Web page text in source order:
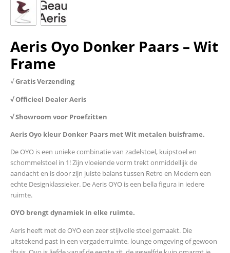
Aeris Oyo Donker Paars – Wit
Frame
√Gratis Verzending
√ Officieel Dealer Aeris
√ Showroom voor Proefzitten
Aeris Oyo kleur Donker Paars met Wit metalen buisframe.
De OYO is een unieke combinatie van zadelstoel, kuipstoel en
schommelstoel in 1! Zijn vloeiende vorm trekt onmiddellijk de
aandacht en is door zijn juiste balans tussen Retro en Modern een
echte Designklassieker. De Aeris OYO is een bella figura in iedere
ruimte.
OYO brengt dynamiek in elke ruimte.
Aeris heeft met de OYO een zeer stijlvolle stoel gemaakt. Die
uitstekend past in een vergaderruimte, lounge omgeving of gewoon